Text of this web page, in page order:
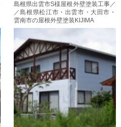
島根県出雲市S様屋根外壁塗装工事／
／島根県松江市・出雲市・大田市・
雲南市の屋根外壁塗装KIJIMA